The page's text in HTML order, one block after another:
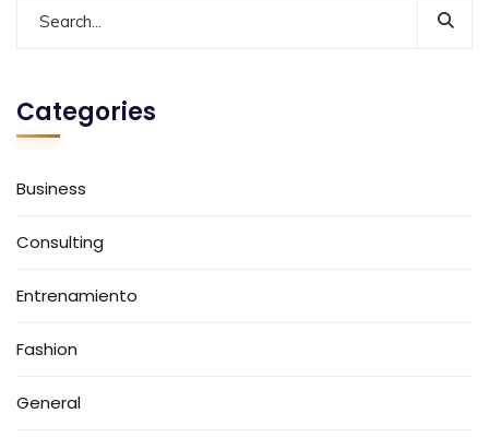
Categories
Business
Consulting
Entrenamiento
Fashion
General